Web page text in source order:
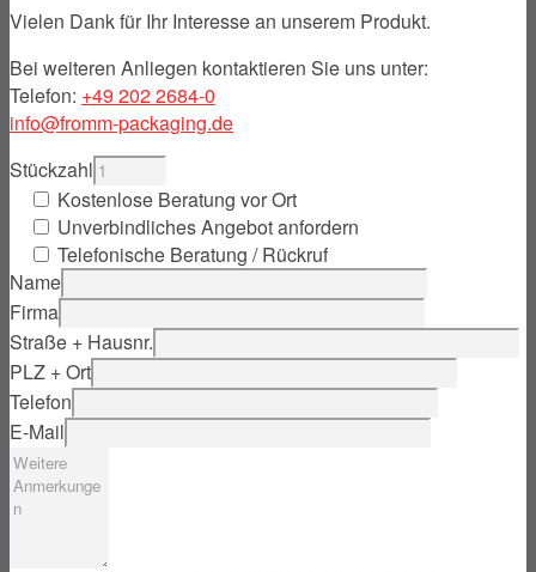
Vielen Dank für Ihr Interesse an unserem Produkt.
Bei weiteren Anliegen kontaktieren Sie uns unter:
Telefon: +49 202 2684-0
info@fromm-packaging.de
Stückzahl
Kostenlose Beratung vor Ort
Unverbindliches Angebot anfordern
Telefonische Beratung / Rückruf
Name
Firma
Straße + Hausnr.
PLZ + Ort
Telefon
E-Mail